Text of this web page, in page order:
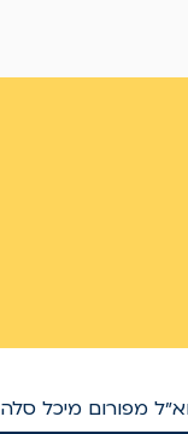
מפורום מיכל סלה